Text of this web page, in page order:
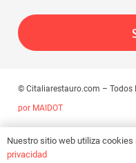
© Citaliarestauro.com – Todos
por MAIDOT
Nuestro sitio web utiliza cookies
privacidad